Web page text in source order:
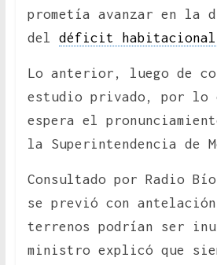
prometía avanzar en la
del déficit habitacional
Lo anterior, luego de
estudio privado, por lo
espera el
la Superintendencia de
Consultado por Radio
se previó con
terrenos podrían ser
ministro explicó que